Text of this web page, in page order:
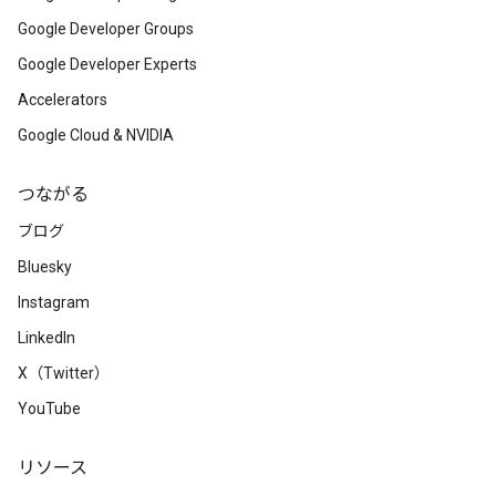
Google Developer Groups
Google Developer Experts
Accelerators
Google Cloud & NVIDIA
つながる
ブログ
Bluesky
Instagram
LinkedIn
X（Twitter）
YouTube
リソース